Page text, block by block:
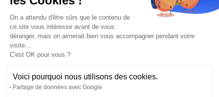
Qui sommes-nous ?
Nous contacter
Mentions légales
Mentions légales prêt personnel
Politique de confidentialité
On a attendu d'être sûrs que le contenu de
ce site vous intéresse avant de vous
déranger, mais on aimerait bien vous accompagner pendant votre
visite...
C'est OK pour vous ?
Voici pourquoi nous utilisons des cookies.
Partage de données avec Google